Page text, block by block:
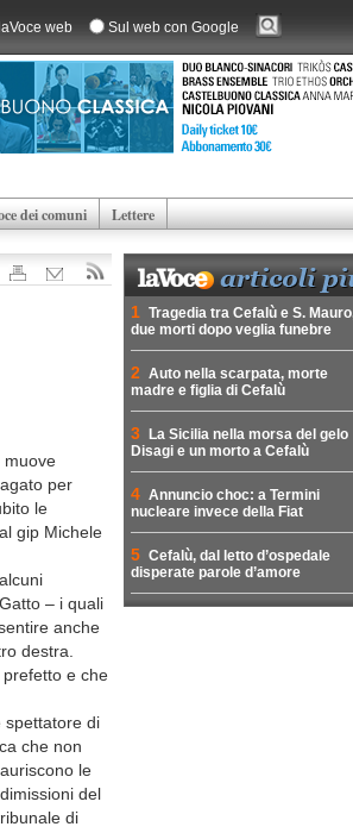
web Sul web con Google
dei comuni Lettere
muove
per
le
gip Michele
– i quali
anche
destra.
e che
spettatore di
che non
le
del
di
1 Tragedia tra Cefalù e S.
due morti dopo veglia funebre
2 Auto nella scarpata, morte
madre e figlia di Cefalù
3
La Sicilia nella morsa del gelo
Disagi e un morto a Cefalù
4 Annuncio choc: a Termini
nucleare invece della Fiat
5 Cefalù, dal letto d’ospedale
disperate parole d’amore